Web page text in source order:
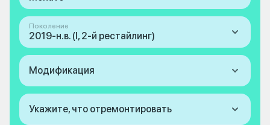
Поколение
2019-н.в. (I, 2-й рестайлинг)
Модификация
Укажите, что отремонтировать